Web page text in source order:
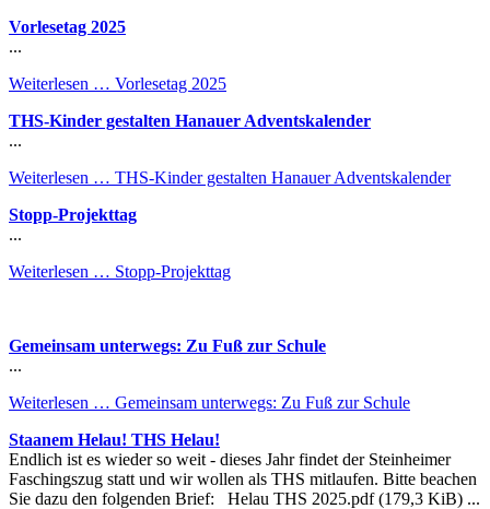
Vorlesetag 2025
...
Weiterlesen … Vorlesetag 2025
THS-Kinder gestalten Hanauer Adventskalender
...
Weiterlesen … THS-Kinder gestalten Hanauer Adventskalender
Stopp-Projekttag
...
Weiterlesen … Stopp-Projekttag
Gemeinsam unterwegs: Zu Fuß zur Schule
...
Weiterlesen … Gemeinsam unterwegs: Zu Fuß zur Schule
Staanem Helau! THS Helau!
Endlich ist es wieder so weit - dieses Jahr findet der Steinheimer
Faschingszug statt und wir wollen als THS mitlaufen. Bitte beachen
Sie dazu den folgenden Brief: Helau THS 2025.pdf (179,3 KiB) ...